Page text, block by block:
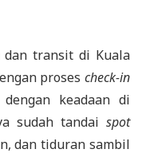
dan transit di Kuala
proses check-in
keadaan di
sudah tandai spot
dan tiduran sambil